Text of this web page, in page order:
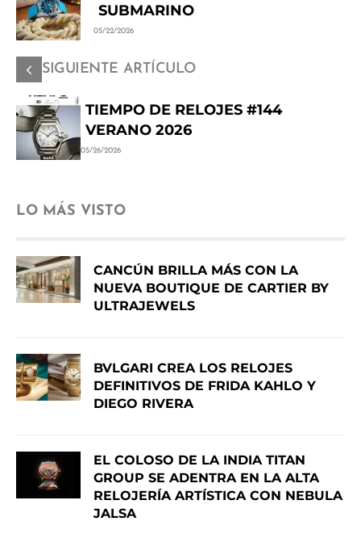
SUBMARINO
05/22/2026
SIGUIENTE ARTÍCULO
TIEMPO DE RELOJES #144
VERANO 2026
05/26/2026
LO MÁS VISTO
CANCÚN BRILLA MÁS CON LA
NUEVA BOUTIQUE DE CARTIER BY
ULTRAJEWELS
BVLGARI CREA LOS RELOJES
DEFINITIVOS DE FRIDA KAHLO Y
DIEGO RIVERA
EL COLOSO DE LA INDIA TITAN
GROUP SE ADENTRA EN LA ALTA
RELOJERÍA ARTÍSTICA CON NEBULA
JALSA